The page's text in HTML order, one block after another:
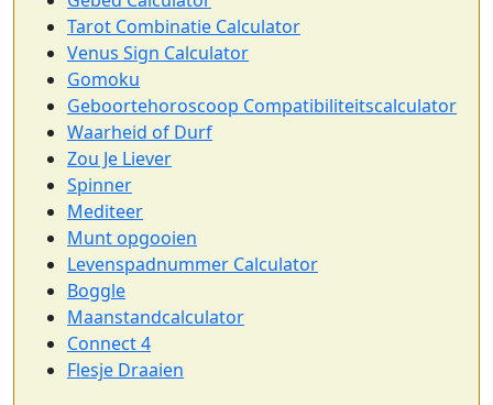
Tarot Combinatie Calculator
Venus Sign Calculator
Gomoku
Geboortehoroscoop Compatibiliteitscalculator
Waarheid of Durf
Zou Je Liever
Spinner
Mediteer
Munt opgooien
Levenspadnummer Calculator
Boggle
Maanstandcalculator
Connect 4
Flesje Draaien